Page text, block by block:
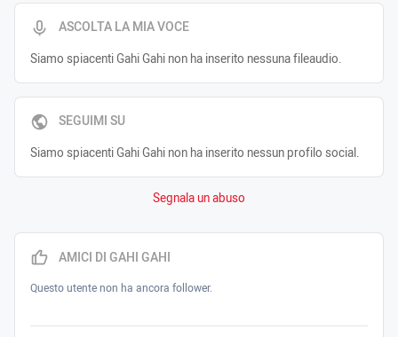
ASCOLTA LA MIA VOCE
Siamo spiacenti Gahi Gahi non ha inserito nessuna fileaudio.
SEGUIMI SU
Siamo spiacenti Gahi Gahi non ha inserito nessun profilo social.
Segnala un abuso
AMICI DI GAHI GAHI
Questo utente non ha ancora follower.